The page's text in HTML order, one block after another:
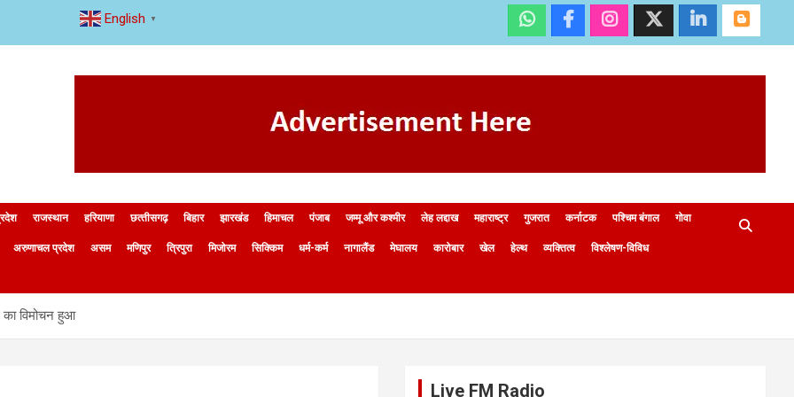
राजस्थान हरियाणा छत्‍तीसगढ़ बिहार झारखंड हिमाचल पंजाब जम्मू और कश्मीर लेह लद्दाख महाराष्ट्र गुजरात कर्नाटक पश्चिम बंगाल गोवा
अरुणाचल प्रदेश असम मणिपुर त्रिपुरा मिजोरम सिक्किम धर्म-कर्म नागालैंड मेघालय कारोबार खेल हेल्थ व्यक्तित्व विश्लेषण-विविध
का विमोचन हुआ
Live FM Radio
English ▼